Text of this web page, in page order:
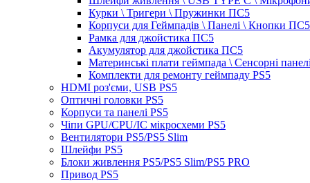
Курки \ Тригери \ Пружинки ПС5
Корпуси для Геймпадів \ Панелі \ Кнопки ПС5
Рамка для джойстика ПС5
Акумулятор для джойстика ПС5
Материнські плати геймпада \ Сенсорні
Комплекти для ремонту геймпаду PS5
HDMI роз'єми, USB PS5
Оптичні головки PS5
Корпуси та панелі PS5
Чіпи GPU/CPU/IC мікросхеми PS5
Вентилятори PS5/PS5 Slim
Шлейфи PS5
Блоки живлення PS5/PS5 Slim/PS5 PRO
Привод PS5